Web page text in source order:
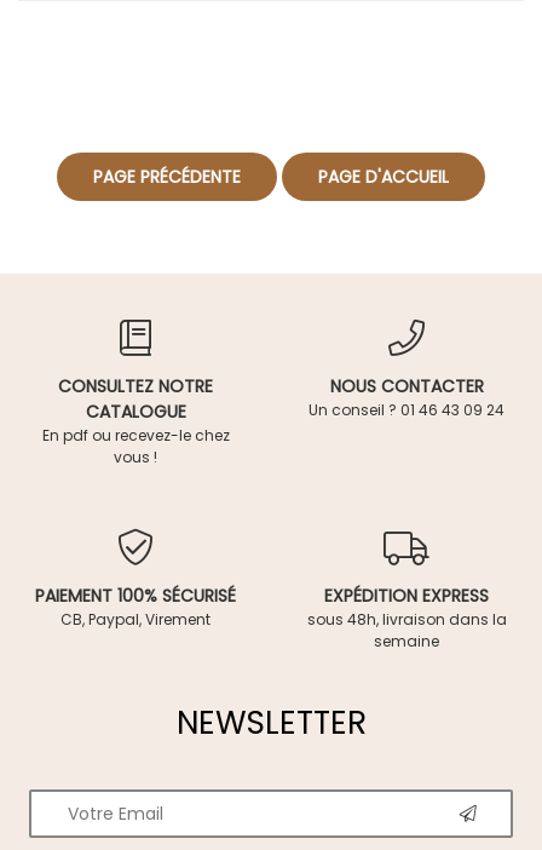
CONSULTEZ NOTRE
CATALOGUE
En pdf ou recevez-le chez
vous !
NOUS CONTACTER
Un conseil ? 01 46 43 09 24
PAIEMENT 100% SÉCURISÉ
CB, Paypal, Virement
EXPÉDITION EXPRESS
sous 48h, livraison dans la
semaine
NEWSLETTER